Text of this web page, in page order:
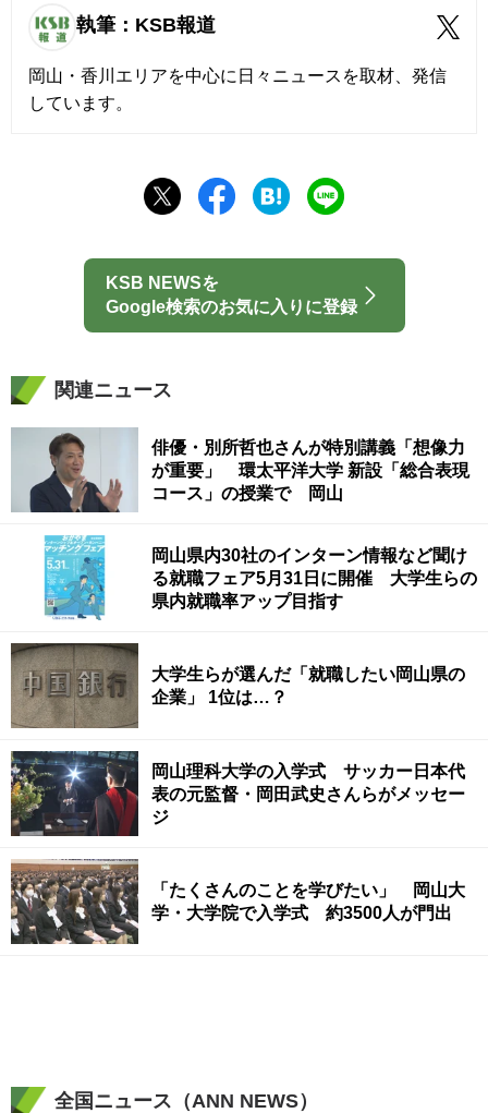
執筆：KSB報道
岡山・香川エリアを中心に日々ニュースを取材、発信
しています。
KSB NEWSを
Google検索のお気に入りに登録
関連ニュース
俳優・別所哲也さんが特別講義「想像力
が重要」 環太平洋大学 新設「総合表現
コース」の授業で 岡山
岡山県内30社のインターン情報など聞け
る就職フェア5月31日に開催 大学生らの
県内就職率アップ目指す
大学生らが選んだ「就職したい岡山県の
企業」 1位は…？
岡山理科大学の入学式 サッカー日本代
表の元監督・岡田武史さんらがメッセー
ジ
「たくさんのことを学びたい」 岡山大
学・大学院で入学式 約3500人が門出
全国ニュース（ANN NEWS）